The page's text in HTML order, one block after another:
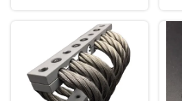
JGX-0648D-68A
ελικοειδής Isol